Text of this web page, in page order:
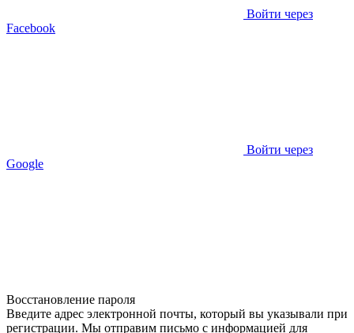
Войти через
Facebook
Войти через
Google
Восстановление пароля
Введите адрес электронной почты, который вы указывали при
регистрации. Мы отправим письмо с информацией для